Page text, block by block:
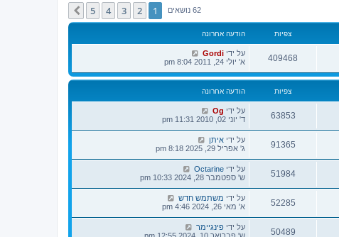
62 נושאים 1
2
3
4
5 הבא
צפיות הודעה אחרונה
409468 על ידי Gordi
א' יולי 24, 2011 8:04 pm
צפיות הודעה אחרונה
63853 על ידי Og
ד' יוני 02, 2010 11:31 pm
91365 על ידי איתן
ג' אפריל 29, 2025 8:18 pm
51984 על ידי Octarine
ש' ספטמבר 28, 2024 10:33 pm
52285 על ידי משתמש חדש
א' מאי 26, 2024 4:46 pm
50489 על ידי פינגיימר
ש' פברואר 10, 2024 12:55 pm